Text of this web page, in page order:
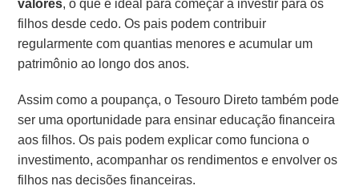
filhos desde cedo. Os pais podem contribuir
regularmente com quantias menores e acumular um
patrimônio ao longo dos anos.
Assim como a poupança, o Tesouro Direto também pode
ser uma oportunidade para ensinar educação financeira
aos filhos. Os pais podem explicar como funciona o
investimento, acompanhar os rendimentos e envolver os
filhos nas decisões financeiras.